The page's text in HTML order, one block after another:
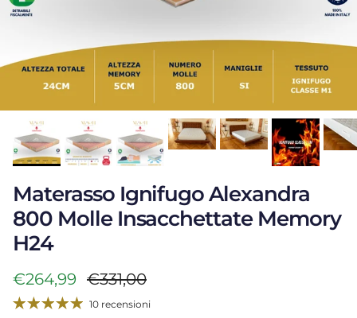
Materasso Ignifugo Alexandra
800 Molle Insacchettate Memory
H24
Prezzo di vendita
€264,99 Prezzo normale
€331,00
10 recensioni